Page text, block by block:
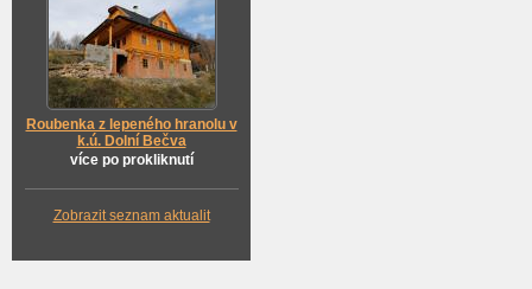
Roubenka z lepeného hranolu v
k.ú. Dolní Bečva
více po prokliknutí
Zobrazit seznam aktualit